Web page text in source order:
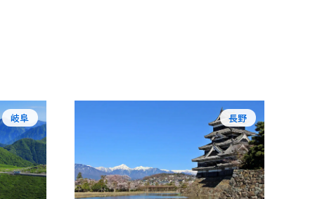
岐阜 長野